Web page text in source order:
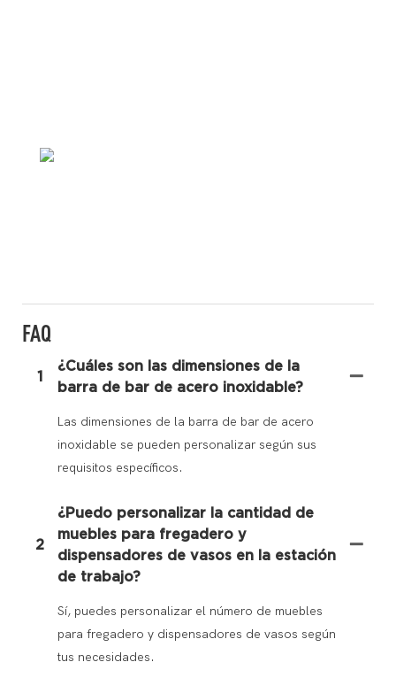
FAQ
1
¿Cuáles son las dimensiones de la
barra de bar de acero inoxidable?
Las dimensiones de la barra de bar de acero
inoxidable se pueden personalizar según sus
requisitos específicos.
2
¿Puedo personalizar la cantidad de
muebles para fregadero y
dispensadores de vasos en la estación
de trabajo?
Sí, puedes personalizar el número de muebles
para fregadero y dispensadores de vasos según
tus necesidades.